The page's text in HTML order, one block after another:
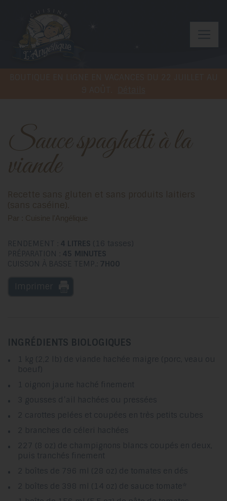
Sauce spaghetti à la
viande
Recette sans gluten et sans produits laitiers
(sans caséine).
Par : Cuisine l'Angélique
RENDEMENT : 4 LITRES (16 tasses)
PRÉPARATION : 45 MINUTES
CUISSON À BASSE TEMP.: 7H00
INGRÉDIENTS BIOLOGIQUES
1 kg (2,2 lb) de viande hachée maigre (porc, veau ou
boeuf)
1 oignon jaune haché finement
3 gousses d’ail hachées ou pressées
2 carottes pelées et coupées en très petits cubes
2 branches de céleri hachées
227 (8 oz) de champignons blancs coupés en deux,
puis tranchés finement
2 boîtes de 796 ml (28 oz) de tomates en dés
2 boîtes de 398 ml (14 oz) de sauce tomate*